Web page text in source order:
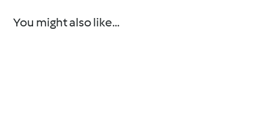
You might also like...